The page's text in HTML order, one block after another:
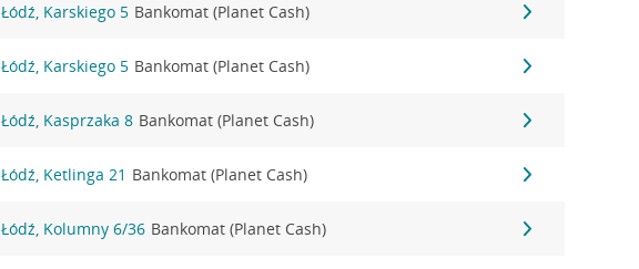
Łódź, Karskiego 5 Bankomat (Planet Cash)
Łódź, Karskiego 5 Bankomat (Planet Cash)
Łódź, Kasprzaka 8 Bankomat (Planet Cash)
Łódź, Ketlinga 21 Bankomat (Planet Cash)
Łódź, Kolumny 6/36 Bankomat (Planet Cash)